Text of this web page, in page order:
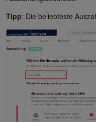
Tipp: Die beliebteste